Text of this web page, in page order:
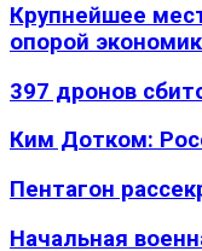
Крупнейшее
опорой
397 дронов
Ким Дотком:
Пентагон
Начальная